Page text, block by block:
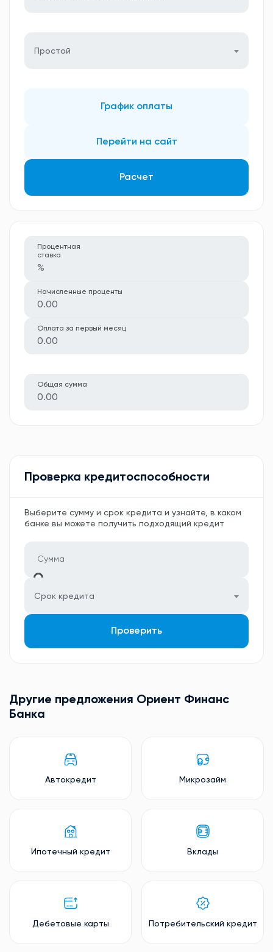
Простой
График оплаты
Перейти на сайт
Расчет
Процентная
ставка
%
Начисленные проценты
0.00
Оплата за первый месяц
0.00
Общая сумма
0.00
Проверка кредитоспособности
Выберите сумму и срок кредита и узнайте, в каком
банке вы можете получить подходящий кредит
Срок кредита
Проверить
Другие предложения Ориент Финанс
Банкa
Автокредит Микрозайм
Ипотечный кредит Вклады
Дебетовые карты Потребительский кредит